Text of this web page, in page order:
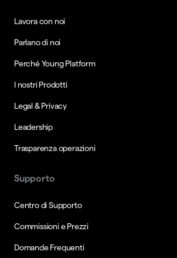
Lavora con noi
Parlano di noi
Perché Young Platform
I nostri Prodotti
Legal & Privacy
Leadership
Trasparenza operazioni
Supporto
Centro di Supporto
Commissioni e Prezzi
Domande Frequenti